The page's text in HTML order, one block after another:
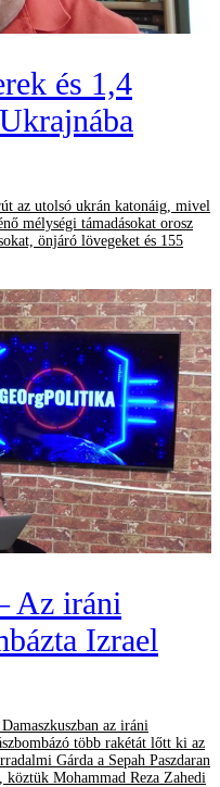
és 1,4
az utolsó ukrán katonáig, mivel
mélységi támadásokat orosz
önjáró lövegeket és 155
Az iráni
Izrael
az iráni
több rakétát lőtt ki az
Gárda a Sepah Paszdaran
köztük Mohammad Reza Zahedi